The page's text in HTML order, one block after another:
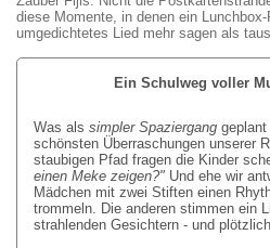
diese Momente, in denen ein
umgedichtetes Lied mehr sagen als
Ein Schulweg voller ...
...
für
Was als simpler Spaziergang
schönsten Überraschungen unserer
staubigen Pfad fragen die Kinder
einen Meke zeigen?" Und ehe wir
Mädchen mit zwei Stiften einen
trommeln. Die anderen stimmen ein
strahlenden Gesichtern - und
Seveci-
"Lailai",
jüngster
Sohn
von
Taina